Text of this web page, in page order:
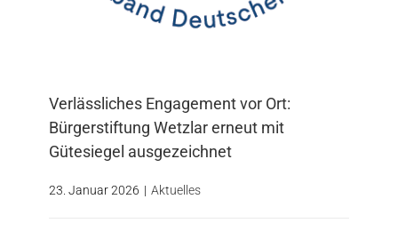
Verlässliches Engagement vor Ort:
Bürgerstiftung Wetzlar erneut mit
Gütesiegel ausgezeichnet
23. Januar 2026 | Aktuelles